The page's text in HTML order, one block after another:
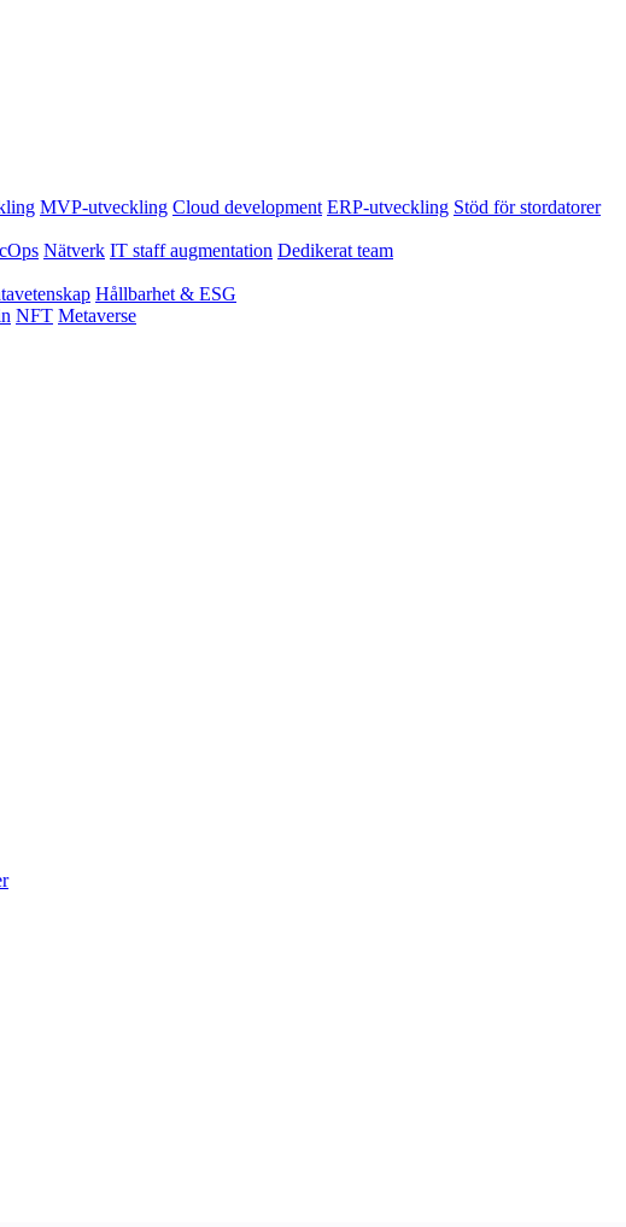
MVP-utveckling Cloud development ERP-utveckling Stöd för stordatorer
Nätverk IT staff augmentation Dedikerat team
Hållbarhet & ESG
NFT Metaverse